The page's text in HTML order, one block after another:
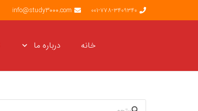
001-778-3409340
info@study3000.com
خانه درباره ما
جستجو